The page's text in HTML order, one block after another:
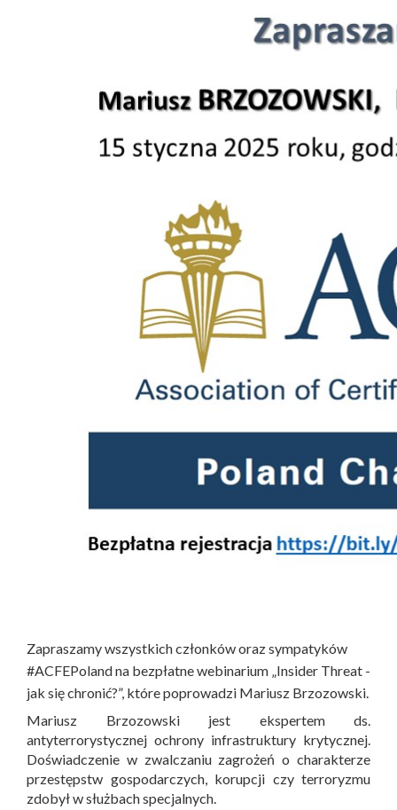
Zapraszamy wszystkich członków oraz sympatyków
#ACFEPoland na bezpłatne webinarium „Insider Threat -
jak się chronić?”, które poprowadzi Mariusz Brzozowski.
Mariusz Brzozowski jest ekspertem ds.
antyterrorystycznej ochrony infrastruktury krytycznej.
Doświadczenie w zwalczaniu zagrożeń o charakterze
przestępstw gospodarczych, korupcji czy terroryzmu
zdobył w służbach specjalnych.